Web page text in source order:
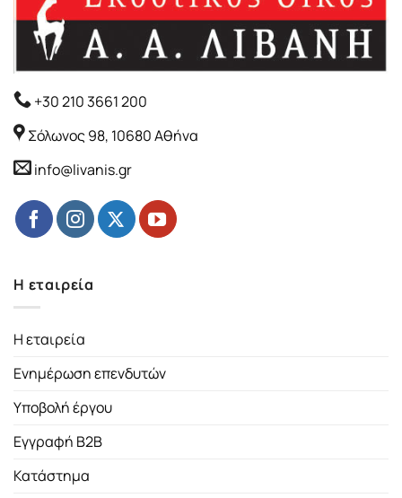
+30 210 3661 200
Σόλωνος 98, 10680 Αθήνα
info@livanis.gr
Η εταιρεία
Η εταιρεία
Ενημέρωση επενδυτών
Υποβολή έργου
Εγγραφή B2B
Κατάστημα